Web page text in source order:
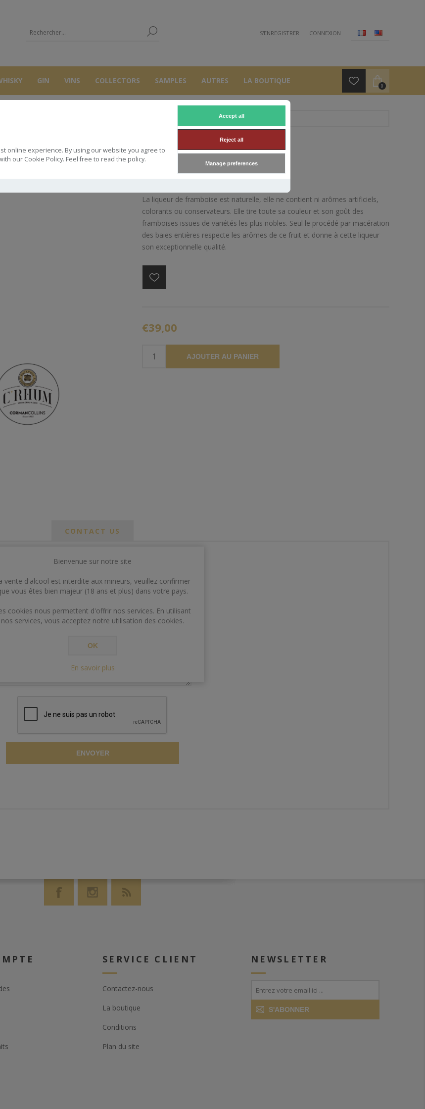
online experience. By using our website you agree to
our Cookie Policy. Feel free to read the policy.
Accept all
Reject all
Manage preferences
S'ENREGISTRER CONNEXION
GIN VINS COLLECTORS SAMPLES AUTRES LA BOUTIQUE
0
LIQUEUR DE FRAMBOISE 50CL 20°
La liqueur de framboise est naturelle, elle ne contient ni arômes artificiels,
colorants ou conservateurs. Elle tire toute sa couleur et son goût des
framboises issues de variétés les plus nobles. Seul le procédé par macération
des baies entières respecte les arômes de ce fruit et donne à cette liqueur
son exceptionnelle qualité.
€39,00
AJOUTER AU PANIER
CONTACT US
ENVOYER
SERVICE CLIENT
Contactez-nous
La boutique
Conditions
Plan du site
NEWSLETTER
S'ABONNER
Bienvenue sur notre site
vente d'alcool est interdite aux mineurs, veuillez confirmer
vous êtes bien majeur (18 ans et plus) dans votre pays.
cookies nous permettent d'offrir nos services. En utilisant
nos services, vous acceptez notre utilisation des cookies.
OK
En savoir plus